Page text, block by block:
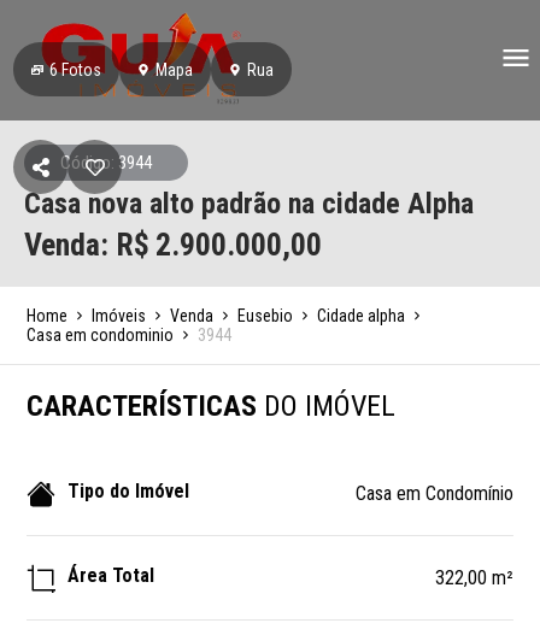
6Fotos Mapa Rua
Código: 3944
Casa nova alto padrão na cidade Alpha
Venda: R$ 2.900.000,00
Home Imóveis Venda Eusebio
Cidade alpha
Casa em condominio
3944
CARACTERÍSTICAS DO IMÓVEL
Tipo do Imóvel Casa em Condomínio
Área Total 322,00 m²